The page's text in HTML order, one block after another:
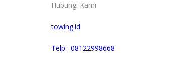
Hubungi Kami
towing.id
Telp : 08122998668